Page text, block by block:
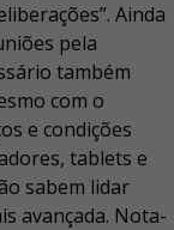
Ainda
pela
também
com o
e condições
tablets e
sabem lidar
avançada. Nota-